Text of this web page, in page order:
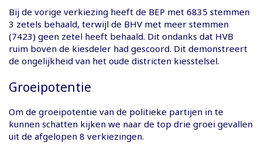
Bij de vorige verkiezing heeft de BEP met 6835 stemmen
3 zetels behaald, terwijl de BHV met meer stemmen
(7423) geen zetel heeft behaald. Dit ondanks dat HVB
ruim boven de kiesdeler had gescoord. Dit demonstreert
de ongelijkheid van het oude districten kiesstelsel.
Groeipotentie
Om de groeipotentie van de politieke partijen in te
kunnen schatten kijken we naar de top drie groei gevallen
uit de afgelopen 8 verkiezingen.